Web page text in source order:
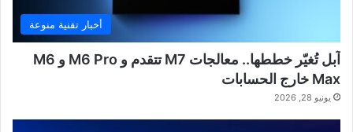
أخبار تقنية منوعة
آبل تُغيّر خططها.. معالجات M7 تتقدم و M6 Pro و M6
Max خارج الحسابات
يونيو 28, 2026